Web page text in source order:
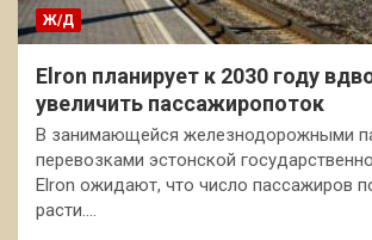
Ж/Д
Elron планирует к 2030 году
увеличить пассажиропоток
В занимающейся железнодорожными
перевозками эстонской
Elron ожидают, что число пассажиров
расти.…